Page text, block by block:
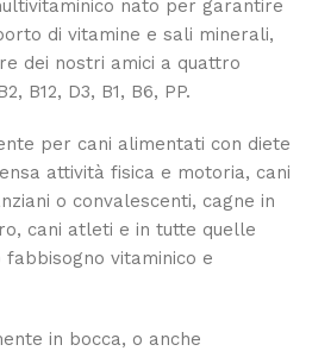
nato per garantire
di vitamine e sali minerali,
dei nostri amici a quattro
B12, D3, B1, B6, PP.
per cani alimentati con diete
attività fisica e motoria, cani
o convalescenti, cagne in
cani atleti e in tutte quelle
vitaminico e
in bocca, o anche